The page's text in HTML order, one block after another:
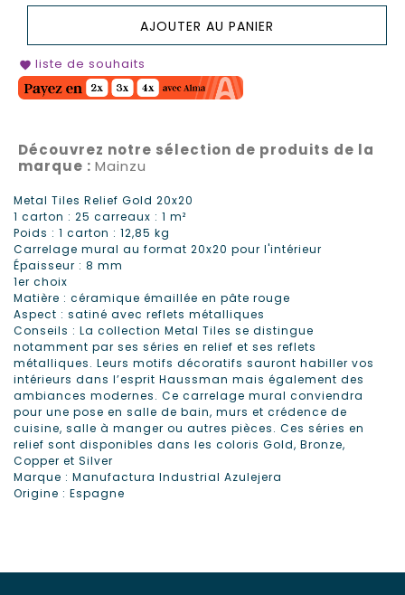
AJOUTER AU PANIER
favorite liste de souhaits
Découvrez notre sélection de produits de la
marque : Mainzu
Metal Tiles Relief Gold 20x20
1 carton : 25 carreaux : 1 m²
Poids : 1 carton : 12,85 kg
Carrelage mural au format 20x20 pour l'intérieur
Épaisseur : 8 mm
1er choix
Matière : céramique émaillée en pâte rouge
Aspect : satiné avec reflets métalliques
Conseils : La collection Metal Tiles se distingue
notamment par ses séries en relief et ses reflets
métalliques. Leurs motifs décoratifs sauront habiller vos
intérieurs dans l’esprit Haussman mais également des
ambiances modernes. Ce carrelage mural conviendra
pour une pose en salle de bain, murs et crédence de
cuisine, salle à manger ou autres pièces. Ces séries en
relief sont disponibles dans les coloris Gold, Bronze,
Copper et Silver
Marque : Manufactura Industrial Azulejera
Origine : Espagne